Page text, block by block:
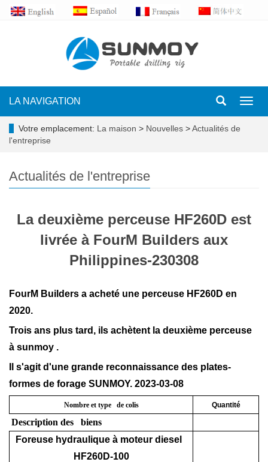
LA NAVIGATION
Votre emplacement: La maison > Nouvelles >Actualités de
l'entreprise
Actualités de l'entreprise
La deuxième perceuse HF260D est
livrée à FourM Builders aux
Philippines-230308
FourM Builders a acheté une perceuse HF260D en
2020.
Trois ans plus tard, ils achètent la deuxième perceuse
à sunmoy .
Il s'agit d'une grande reconnaissance des plates-
formes de forage SUNMOY. 2023-03-08
Nombre et type de colis Quantité
Description des biens
Foreuse hydraulique à moteur diesel
HF260D-100